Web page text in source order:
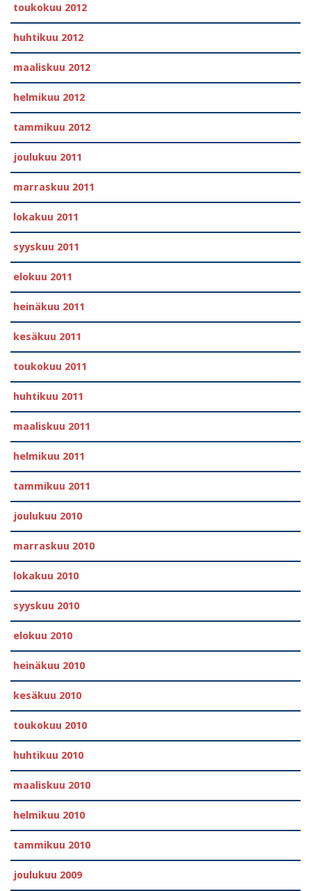
toukokuu 2012
huhtikuu 2012
maaliskuu 2012
helmikuu 2012
tammikuu 2012
joulukuu 2011
marraskuu 2011
lokakuu 2011
syyskuu 2011
elokuu 2011
heinäkuu 2011
kesäkuu 2011
toukokuu 2011
huhtikuu 2011
maaliskuu 2011
helmikuu 2011
tammikuu 2011
joulukuu 2010
marraskuu 2010
lokakuu 2010
syyskuu 2010
elokuu 2010
heinäkuu 2010
kesäkuu 2010
toukokuu 2010
huhtikuu 2010
maaliskuu 2010
helmikuu 2010
tammikuu 2010
joulukuu 2009